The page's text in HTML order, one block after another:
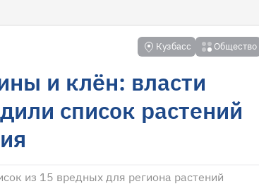
Кузбасс Общество
и клён: власти
список растений
из 15 вредных для региона растений